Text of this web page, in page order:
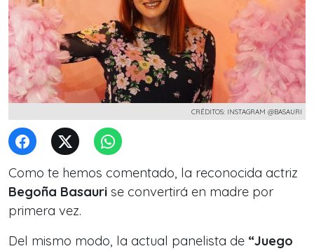
CRÉDITOS: INSTAGRAM @BASAURI
Como te hemos comentado, la reconocida actriz
Begoña Basauri se convertirá en madre por
primera vez.
Del mismo modo, la actual panelista de “Juego